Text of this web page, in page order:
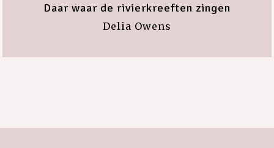
Daar waar de rivierkreeften zingen
Delia Owens